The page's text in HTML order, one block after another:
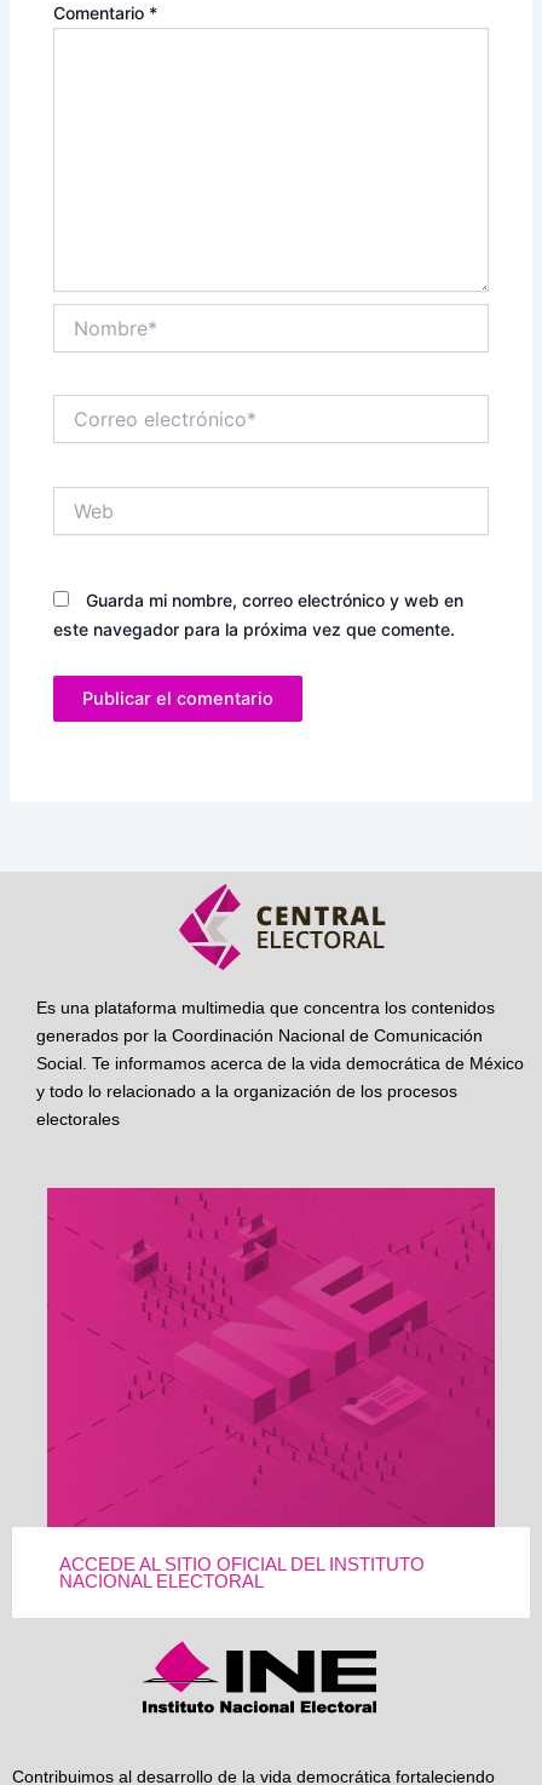
Comentario *
electrónico*
Guarda mi nombre, correo electrónico y web en
este navegador para la próxima vez que comente.
Es una plataforma multimedia que concentra los contenidos
generados por la Coordinación Nacional de Comunicación
Social. Te informamos acerca de la vida democrática de México
y todo lo relacionado a la organización de los procesos
electorales
ACCEDE AL SITIO OFICIAL DEL INSTITUTO
NACIONAL ELECTORAL
Contribuimos al desarrollo de la vida democrática fortaleciendo